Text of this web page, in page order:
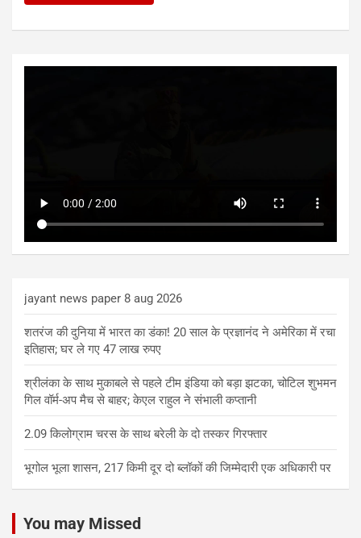
jayant news paper 8 aug 2026
शतरंज की दुनिया में भारत का डंका! 20 साल के प्रज्ञानंद ने अमेरिका में रचा
इतिहास; घर ले गए 47 लाख रुपए
श्रीलंका के साथ मुकाबले से पहले टीम इंडिया को बड़ा झटका, चोटिल शुभमन
गिल वॉर्म-अप मैच से बाहर; केएल राहुल ने संभाली कप्तानी
2.09 किलोग्राम चरस के साथ बरेली के दो तस्कर गिरफ्तार
भूगोल भूला शासन, 217 किमी दूर दो ब्लॉकों की जिम्मेदारी एक अधिकारी पर
You may Missed